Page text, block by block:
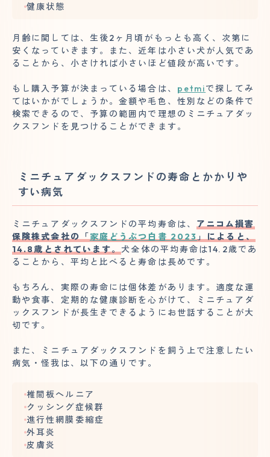
健康状態
月齢に関しては、生後2ヶ月頃がもっとも高く、次第に
安くなっていきます。また、近年は小さい犬が人気であ
ることから、小さければ小さいほど値段が高いです。
もし購入予算が決まっている場合は、 petmiで探してみ
てはいかがでしょうか。金額や毛色、性別などの条件で
検索できるので、予算の範囲内で理想のミニチュアダッ
クスフンドを見つけることができます。
ミニチュアダックスフンドの寿命とかかりや
すい病気
ミニチュアダックスフンドの平均寿命は、 アニコム損害
保険株式会社の「家庭どうぶつ白書 2023 」によると、
14.8歳とされています。犬全体の平均寿命は14.2歳であ
ることから、平均と比べると寿命は長めです。
もちろん、実際の寿命には個体差があります。適度な運
動や食事、定期的な健康診断を心がけて、ミニチュアダ
ックスフンドが長生きできるようにお世話することが大
切です。
また、ミニチュアダックスフンドを飼う上で注意したい
病気・怪我は、以下の通りです。
椎間板ヘルニア
クッシング症候群
進行性網膜委縮症
外耳炎
皮膚炎